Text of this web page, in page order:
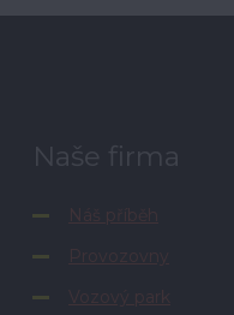
Naše firma
Náš příběh
Provozovny
Vozový park